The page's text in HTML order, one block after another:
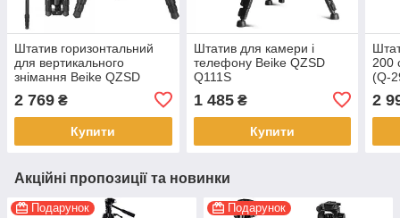
Штатив горизонтальний
для вертикального
знімання Beike QZSD
2 769 ₴
Купити
Штатив для камери і
телефону Beike QZSD
Q111S
1 485₴
Купити
200
(Q-
2
Акційні пропозиції та новинки
Подарунок Подарунок